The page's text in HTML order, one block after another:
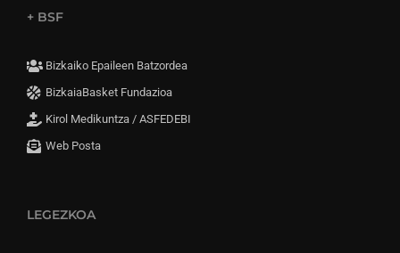
+ BSF
Bizkaiko Epaileen Batzordea
BizkaiaBasket Fundazioa
Kirol Medikuntza / ASFEDEBI
Web Posta
LEGEZKOA